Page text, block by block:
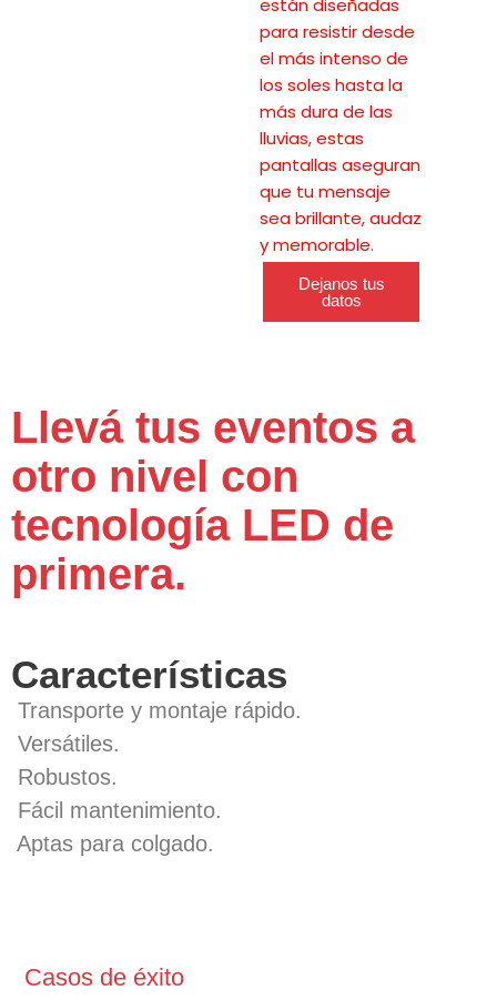
están diseñadas
para resistir desde
el más intenso de
los soles hasta la
más dura de las
lluvias, estas
pantallas aseguran
que tu mensaje
sea brillante, audaz
y memorable.
Dejanos tus
datos
Llevá tus eventos a
otro nivel con
tecnología LED de
primera.
Características
Transporte y montaje rápido.
Versátiles.
Robustos.
Fácil mantenimiento.
Aptas para colgado.
Casos de éxito